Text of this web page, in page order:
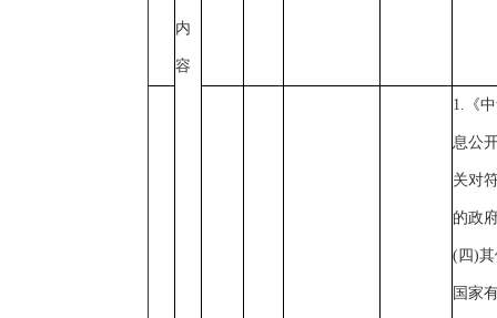
内
容
1.《
息公
关对
的政
(四)
国家